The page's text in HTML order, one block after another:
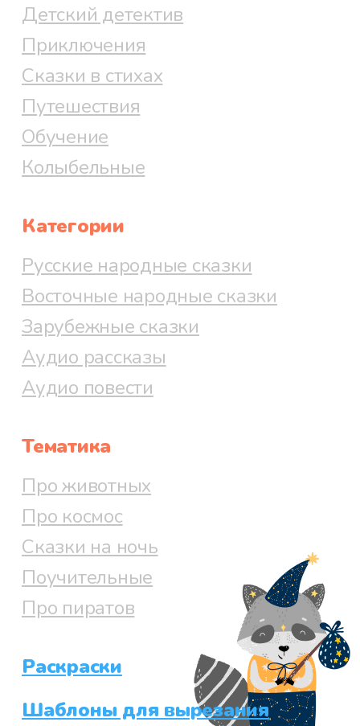
Детский детектив
Приключения
Сказки в стихах
Путешествия
Обучение
Колыбельные
Категории
Русские народные сказки
Восточные народные сказки
Зарубежные сказки
Аудио рассказы
Аудио повести
Тематика
Про животных
Про космос
Сказки на ночь
Поучительные
Про пиратов
Раскраски
Шаблоны для вырезания